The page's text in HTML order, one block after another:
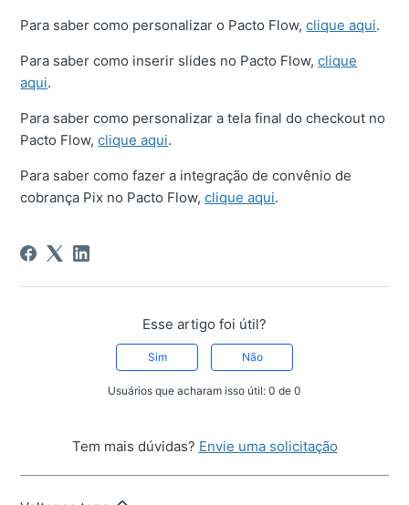
Para saber como personalizar o Pacto Flow,clique aqui.
Para saber como inserir slides no Pacto Flow,clique
aqui.
Para saber como personalizar a tela final do checkout no
Pacto Flow,clique aqui.
Para saber como fazer a integração de convênio de
cobrança Pix no Pacto Flow,clique aqui.
Esse artigo foi útil?
Sim Não
Usuários que acharam isso útil: 0 de 0
Tem mais dúvidas? Envie uma solicitação